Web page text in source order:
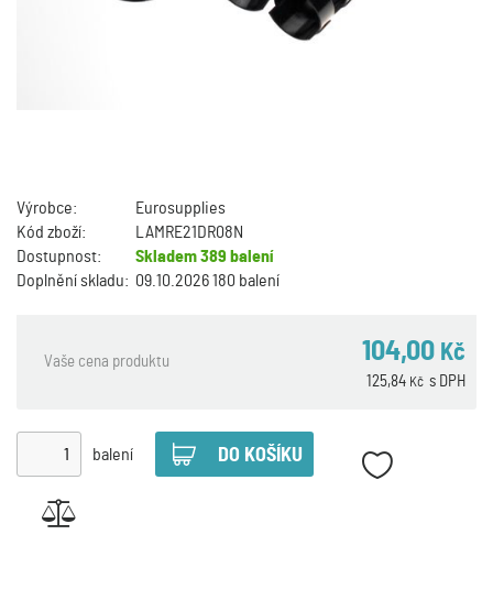
Výrobce:
Eurosupplies
Kód zboží:
LAMRE21DR08N
Dostupnost:
Skladem389 balení
Doplnění skladu: 09.10.2026 180 balení
Vaše cena produktu 104,00 Kč
s DPH
125,84 Kč
balení